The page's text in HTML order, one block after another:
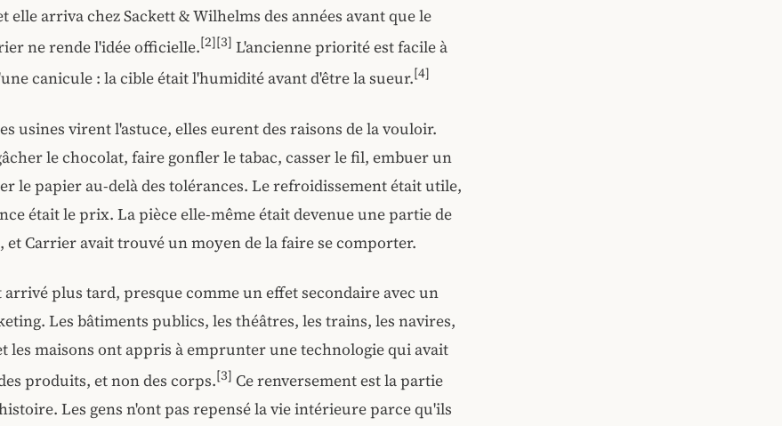
elle arriva chez Sackett & Wilhelms des années avant que le
ne rende l'idée officielle.[2][3] L'ancienne priorité est facile à
canicule : la cible était l'humidité avant d'être la sueur.[4]
usines virent l'astuce, elles eurent des raisons de la vouloir.
le chocolat, faire gonfler le tabac, casser le fil, embuer un
le papier au-delà des tolérances. Le refroidissement était utile,
était le prix. La pièce elle-même était devenue une partie de
Carrier avait trouvé un moyen de la faire se comporter.
plus tard, presque comme un effet secondaire avec un
Les bâtiments publics, les théâtres, les trains, les navires,
les maisons ont appris à emprunter une technologie qui avait
produits, et non des corps.[3] Ce renversement est la partie
Les gens n'ont pas repensé la vie intérieure parce qu'ils